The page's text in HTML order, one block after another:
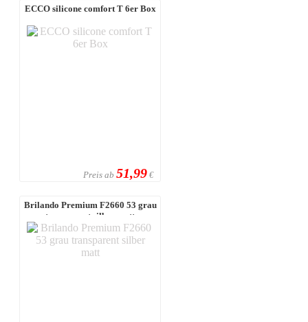
ECCO silicone comfort T 6er Box
Preis ab 51,99 €
Brilando Premium F2660 53 grau
transparent silber matt